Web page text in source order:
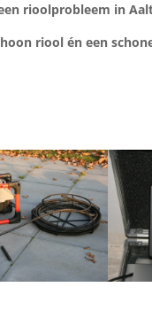
rioolprobleem in
riool én een